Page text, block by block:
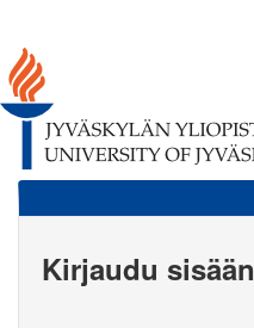
Kirjaudu sisään